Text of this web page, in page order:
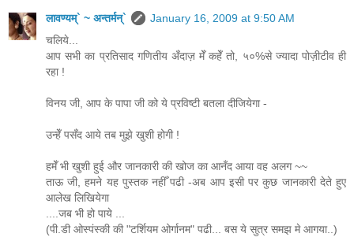
लावण्यम्` ~ अन्तर्मन्`
January 16, 2009 at 9:50 AM
चलिये...
आप सभी का प्रतिसाद गणितीय अँदाज़ मेँ कहेँ तो, ५०%से ज्यादा पोज़ीटीव ही
रहा !
विनय जी, आप के पापा जी को ये प्रविष्टी बतला दीजियेगा -
उन्हेँ पसँद आये तब मुझे खुशी होगी !
हमेँ भी खुशी हुई और जानकारी की खोज का आनँद आया वह अलग ~~
ताऊ जी, हमने यह पुस्तक नहीँ पढी -अब आप इसी पर कुछ जानकारी देते हुए
आलेख लिखियेगा
....जब भी हो पाये ...
(पी.डी ओस्पंस्की की "टर्शियम ओर्गानम" पढी... बस ये सुत्र समझ मे आगया..)